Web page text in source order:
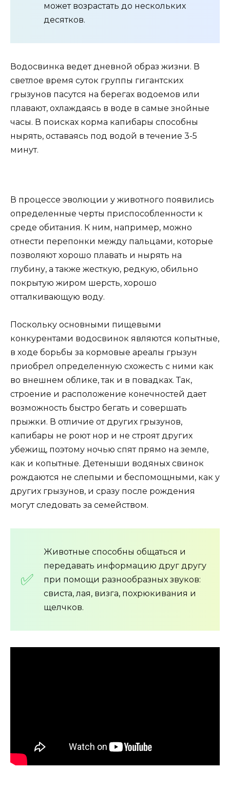
может возрастать до нескольких
десятков.
Водосвинка ведет дневной образ жизни. В
светлое время суток группы гигантских
грызунов пасутся на берегах водоемов или
плавают, охлаждаясь в воде в самые знойные
часы. В поисках корма капибары способны
нырять, оставаясь под водой в течение 3-5
минут.
В процессе эволюции у животного появились
определенные черты приспособленности к
среде обитания. К ним, например, можно
отнести перепонки между пальцами, которые
позволяют хорошо плавать и нырять на
глубину, а также жесткую, редкую, обильно
покрытую жиром шерсть, хорошо
отталкивающую воду.
Поскольку основными пищевыми
конкурентами водосвинок являются копытные,
в ходе борьбы за кормовые ареалы грызун
приобрел определенную схожесть с ними как
во внешнем облике, так и в повадках. Так,
строение и расположение конечностей дает
возможность быстро бегать и совершать
прыжки. В отличие от других грызунов,
капибары не роют нор и не строят других
убежищ, поэтому ночью спят прямо на земле,
как и копытные. Детеныши водяных свинок
рождаются не слепыми и беспомощными, как у
других грызунов, и сразу после рождения
могут следовать за семейством.
Животные способны общаться и
передавать информацию друг другу
при помощи разнообразных звуков:
свиста, лая, визга, похрюкивания и
щелчков.